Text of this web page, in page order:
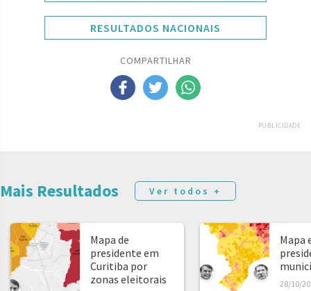
RESULTADOS NACIONAIS
COMPARTILHAR
PUBLICIDADE
Mais Resultados Ver todos +
Mapa de
presidente em
Curitiba por
zonas eleitorais
Mapa
28/10/